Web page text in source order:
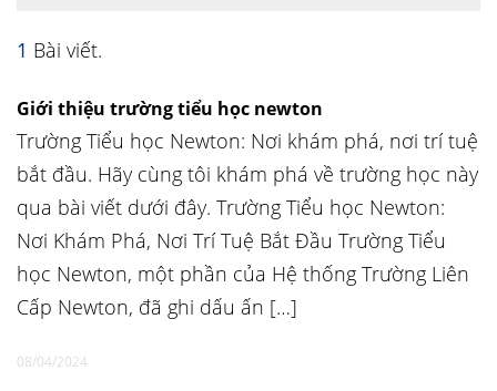
1 Bài viết.
Giới thiệu trường tiểu học newton
Trường Tiểu học Newton: Nơi khám phá, nơi trí tuệ
bắt đầu. Hãy cùng tôi khám phá về trường học này
qua bài viết dưới đây. Trường Tiểu học Newton:
Nơi Khám Phá, Nơi Trí Tuệ Bắt Đầu Trường Tiểu
học Newton, một phần của Hệ thống Trường Liên
Cấp Newton, đã ghi dấu ấn […]
08/04/2024